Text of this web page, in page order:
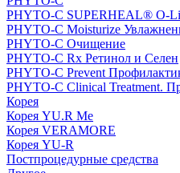
PHYTO-C SUPERHEAL® O-
PHYTO-C Moisturize
PHYTO-C Очищение
PHYTO-C Rx Ретинол и Селен
PHYTO-C Prevent
PHYTO-C Clinical Treatment.
Корея
Корея YU.R Me
Корея VERAMORE
Корея YU-R
Постпроцедурные средства